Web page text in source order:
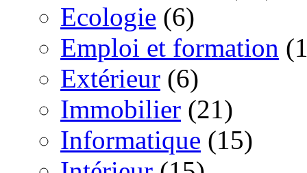
Ecologie (6)
Emploi et formation
Extérieur (6)
Immobilier (21)
Informatique (15)